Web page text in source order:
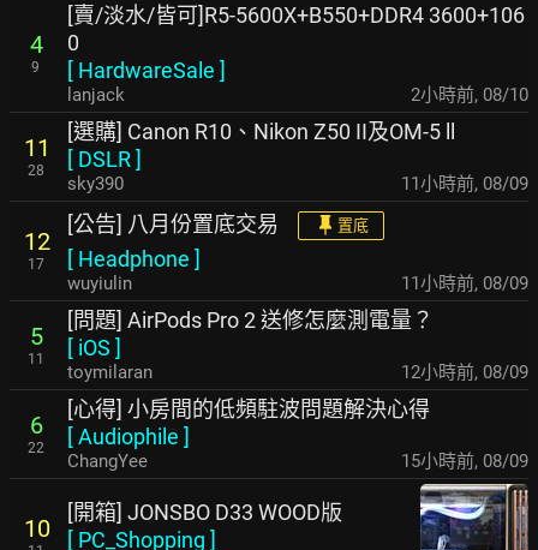
4
9
[賣/淡水/皆可]R5-5600X+B550+DDR4 3600+106
0
[ HardwareSale ]
lanjack 2小時前, 08/10
11
28
[選購] Canon R10、Nikon Z50 II及OM-5 ll
[ DSLR]
sky390 11小時前, 08/09
12
17
[公告] 八月份置底交易 置底
[ Headphone ]
wuyiulin 11小時前, 08/09
5
11
[問題] AirPods Pro 2 送修怎麼測電量？
[ iOS ]
toymilaran 12小時前, 08/09
6
22
[心得] 小房間的低頻駐波問題解決心得
[Audiophile ]
ChangYee 15小時前, 08/09
10
[開箱] JONSBO D33 WOOD版
[ PC_Shopping ]